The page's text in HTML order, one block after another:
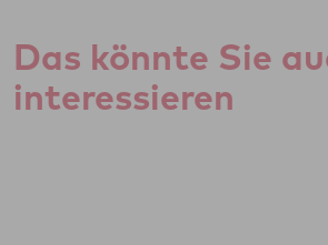
Das könnte Sie
interessieren